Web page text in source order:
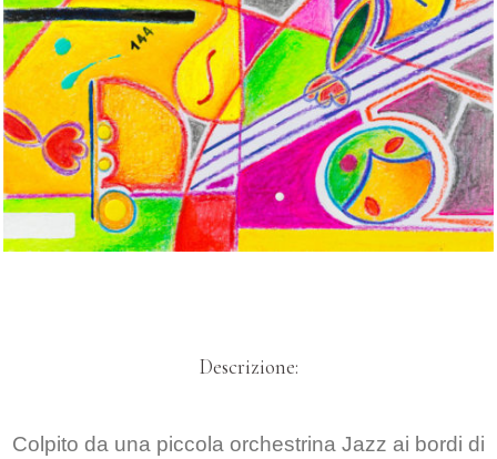
Descrizione:
Colpito da una piccola orchestrina Jazz ai bordi di